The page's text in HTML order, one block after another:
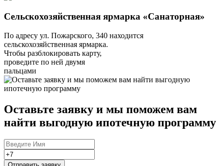
Сельскохозяйственная ярмарка «Санаторная»
По адресу ул. Пожарского, 340 находится
сельскохозяйственная ярмарка.
Чтобы разблокировать карту,
проведите по ней двумя
пальцами
Оставьте заявку и мы поможем вам
найти выгодную ипотечную программу